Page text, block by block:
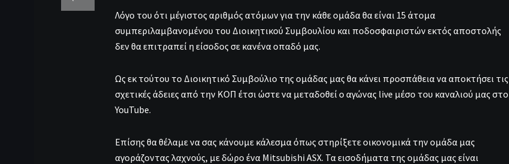
Λόγο του ότι μέγιστος αριθμός ατόμων για την κάθε ομάδα θα είναι 15 άτομα
συμπεριλαμβανομένου του Διοικητικού Συμβουλίου και ποδοσφαιριστών εκτός αποστολής
δεν θα επιτραπεί η είσοδος σε κανένα οπαδό μας.
Ως εκ τούτου το Διοικητικό Συμβούλιο της ομάδας μας θα κάνει προσπάθεια να αποκτήσει τις
σχετικές άδειες από την ΚΟΠ έτσι ώστε να μεταδοθεί ο αγώνας live μέσο του καναλιού μας στο
YouTube.
Επίσης θα θέλαμε να σας κάνουμε κάλεσμα όπως στηρίξετε οικονομικά την ομάδα μας
αγοράζοντας λαχνούς, με δώρο ένα Mitsubishi ASX. Τα εισοδήματα της ομάδας μας είναι